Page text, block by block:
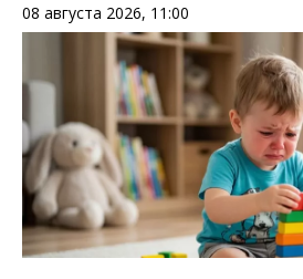
08 августа 2026, 11:00